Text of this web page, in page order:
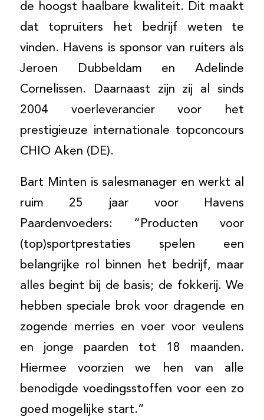
de hoogst haalbare kwaliteit. Dit maakt
dat topruiters het bedrijf weten te
vinden. Havens is sponsor van ruiters als
Jeroen Dubbeldam en Adelinde
Cornelissen. Daarnaast zijn zij al sinds
2004 voerleverancier voor het
prestigieuze internationale topconcours
CHIO Aken (DE).
Bart Minten is salesmanager en werkt al
ruim 25 jaar voor Havens
Paardenvoeders: “Producten voor
(top)sportprestaties spelen een
belangrijke rol binnen het bedrijf, maar
alles begint bij de basis; de fokkerij. We
hebben speciale brok voor dragende en
zogende merries en voer voor veulens
en jonge paarden tot 18 maanden.
Hiermee voorzien we hen van alle
benodigde voedingsstoffen voor een zo
goed mogelijke start.”